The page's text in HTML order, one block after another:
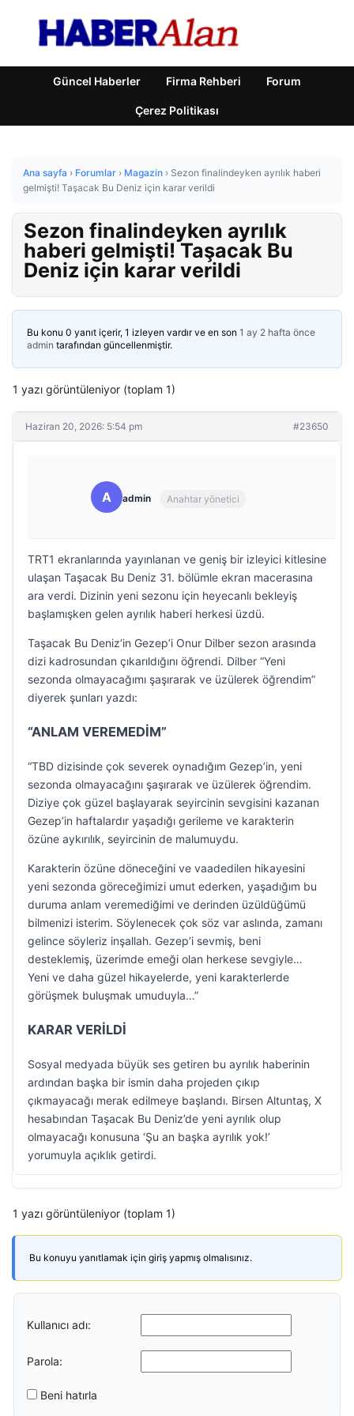
Güncel Haberler Firma Rehberi Forum
Çerez Politikası
Ana sayfa › Forumlar › Magazin › Sezon finalindeyken ayrılık haberi
gelmişti! Taşacak Bu Deniz için karar verildi
Sezon finalindeyken ayrılık
haberi gelmişti! Taşacak Bu
Deniz için karar verildi
Bu konu 0 yanıt içerir, 1 izleyen vardır ve en son 1 ay 2 hafta önce
admin tarafından güncellenmiştir.
1 yazı görüntüleniyor (toplam 1)
Haziran 20, 2026: 5:54 pm #23650
A admin Anahtar yönetici
TRT1 ekranlarında yayınlanan ve geniş bir izleyici kitlesine
ulaşan Taşacak Bu Deniz 31. bölümle ekran macerasına
ara verdi. Dizinin yeni sezonu için heyecanlı bekleyiş
başlamışken gelen ayrılık haberi herkesi üzdü.
Taşacak Bu Deniz’in Gezep’i Onur Dilber sezon arasında
dizi kadrosundan çıkarıldığını öğrendi. Dilber “Yeni
sezonda olmayacağımı şaşırarak ve üzülerek öğrendim”
diyerek şunları yazdı:
“ANLAM VEREMEDİM”
“TBD dizisinde çok severek oynadığım Gezep’in, yeni
sezonda olmayacağını şaşırarak ve üzülerek öğrendim.
Diziye çok güzel başlayarak seyircinin sevgisini kazanan
Gezep’in haftalardır yaşadığı gerileme ve karakterin
özüne aykırılık, seyircinin de malumuydu.
Karakterin özüne döneceğini ve vaadedilen hikayesini
yeni sezonda göreceğimizi umut ederken, yaşadığım bu
duruma anlam veremediğimi ve derinden üzüldüğümü
bilmenizi isterim. Söylenecek çok söz var aslında, zamanı
gelince söyleriz inşallah. Gezep’i sevmiş, beni
desteklemiş, üzerimde emeği olan herkese sevgiyle…
Yeni ve daha güzel hikayelerde, yeni karakterlerde
görüşmek buluşmak umuduyla…”
KARAR VERİLDİ
Sosyal medyada büyük ses getiren bu ayrılık haberinin
ardından başka bir ismin daha projeden çıkıp
çıkmayacağı merak edilmeye başlandı. Birsen Altuntaş, X
hesabından Taşacak Bu Deniz’de yeni ayrılık olup
olmayacağı konusuna ‘Şu an başka ayrılık yok!’
yorumuyla açıklık getirdi.
1 yazı görüntüleniyor (toplam 1)
Bu konuyu yanıtlamak için giriş yapmış olmalısınız.
Kullanıcı adı:
Parola:
Beni hatırla